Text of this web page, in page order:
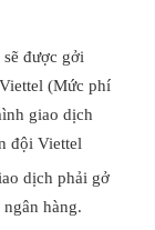
được gởi
(Mức phí
giao dịch
đội Viettel
dịch phải gở
hàng.